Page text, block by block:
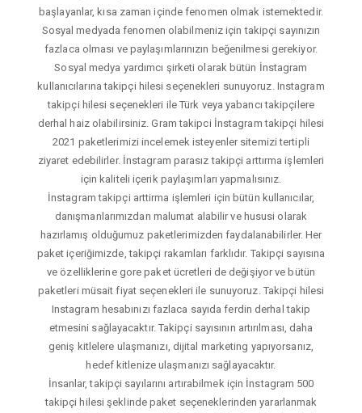
başlayanlar, kısa zaman içinde fenomen olmak istemektedir.
Sosyal medyada fenomen olabilmeniz için takipçi sayınızın
fazlaca olması ve paylaşımlarınızın beğenilmesi gerekiyor.
Sosyal medya yardımcı şirketi olarak bütün İnstagram
kullanıcılarına takipçi hilesi seçenekleri sunuyoruz. Instagram
takipçi hilesi seçenekleri ile Türk veya yabancı takipçilere
derhal haiz olabilirsiniz. Gram takipci İnstagram takipçi hilesi
2021 paketlerimizi incelemek isteyenler sitemizi tertipli
ziyaret edebilirler. İnstagram parasız takipçi arttırma işlemleri
için kaliteli içerik paylaşımları yapmalısınız.
İnstagram takipçi arttirma işlemleri için bütün kullanıcılar,
danışmanlarımızdan malumat alabilir ve hususi olarak
hazırlamış olduğumuz paketlerimizden faydalanabilirler. Her
paket içeriğimizde, takipçi rakamları farklıdır. Takipçi sayısına
ve özelliklerine gore paket ücretleri de değişiyor ve bütün
paketleri müsait fiyat seçenekleri ile sunuyoruz. Takipçi hilesi
Instagram hesabınızı fazlaca sayıda ferdin derhal takip
etmesini sağlayacaktır. Takipçi sayısının artırılması, daha
geniş kitlelere ulaşmanızı, dijital marketing yapıyorsanız,
hedef kitlenize ulaşmanızı sağlayacaktır.
İnsanlar, takipçi sayılarını artırabilmek için İnstagram 500
takipçi hilesi şeklinde paket seçeneklerinden yararlanmak